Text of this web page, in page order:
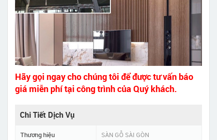
Hãy gọi ngay cho chúng tôi để được tư vấn báo
giá miễn phí tại công trình của Quý khách.
Chi Tiết Dịch Vụ
Thương hiệu SÀN GỖ SÀI GÒN